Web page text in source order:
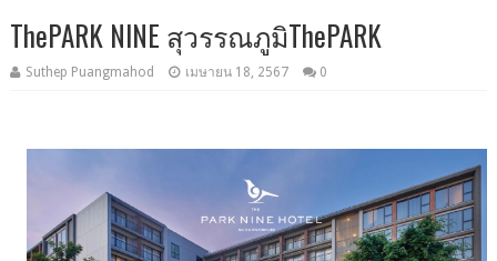
ThePARK NINE สุวรรณภูมิThePARK
Suthep Puangmahod เมษายน 18, 2567 0